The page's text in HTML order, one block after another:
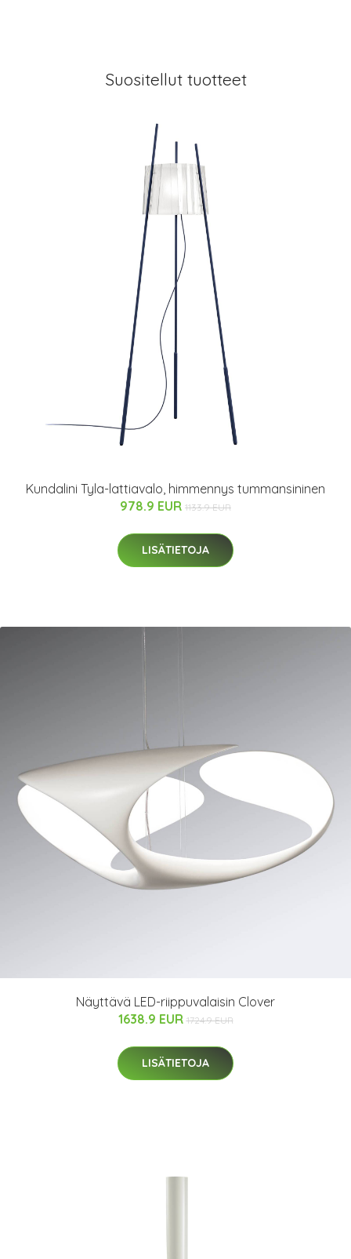
Suositellut tuotteet
Kundalini Tyla-lattiavalo, himmennys tummansininen
978.9 EUR 1133.9 EUR
LISÄTIETOJA
Näyttävä LED-riippuvalaisin Clover
1638.9 EUR 1724.9 EUR
LISÄTIETOJA